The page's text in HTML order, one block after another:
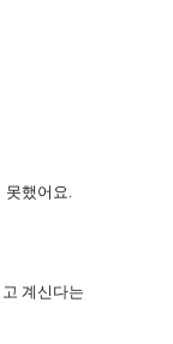
못했어요.
계신다는